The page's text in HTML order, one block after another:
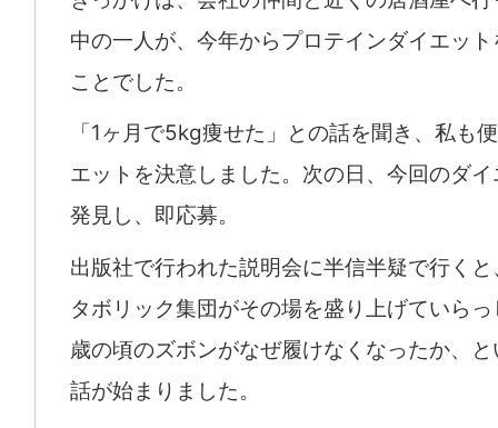
中の一人が、今年からプロテインダイエッ
ことでした。
「1ヶ月で5kg痩せた」との話を聞き、私も
エットを決意しました。次の日、今回のダ
発見し、即応募。
出版社で行われた説明会に半信半疑で行く
タボリック集団がその場を盛り上げていら
歳の頃のズボンがなぜ履けなくなったか、
話が始まりました。